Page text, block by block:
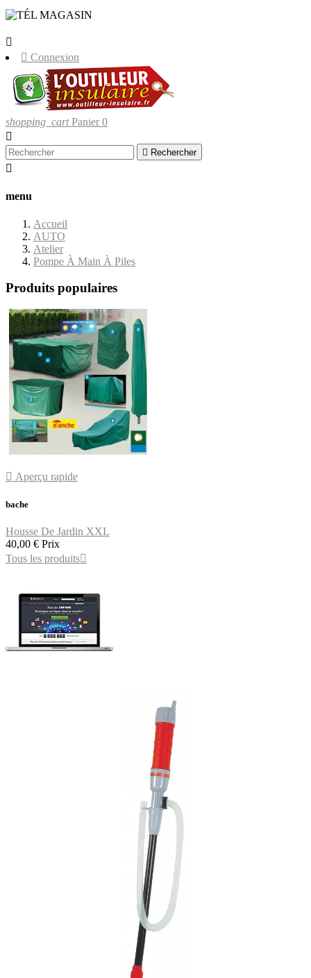

 Connexion
shopping_cart Panier 0

 Rechercher

menu
Accueil
AUTO
Atelier
Pompe À Main À Piles
Produits populaires
 Aperçu rapide
bache
Housse De Jardin XXL
40,00 € Prix
Tous les produits